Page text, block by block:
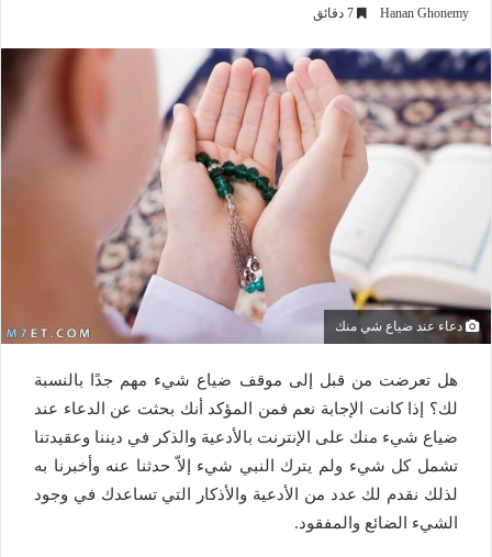
Hanan Ghonemy
دعاء عند ضياع شي منك
هل تعرضت من قبل إلى موقف ضياع شيء مهم جدًا بالنسبة
لك؟ إذا كانت الإجابة نعم فمن المؤكد أنك بحثت عن الدعاء عند
ضياع شيء منك على الإنترنت بالأدعية والذكر في ديننا وعقيدتنا
تشمل كل شيء ولم يترك النبي شيء إلاّ حدثنا عنه وأخبرنا به
لذلك نقدم لك عدد من الأدعية والأذكار التي تساعدك في وجود
الشيء الضائع والمفقود.